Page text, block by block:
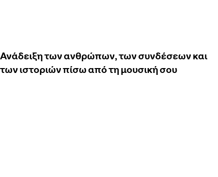
Ανάδειξη των ανθρώπων, των συνδέσεων και
των ιστοριών πίσω από τη μουσική σου